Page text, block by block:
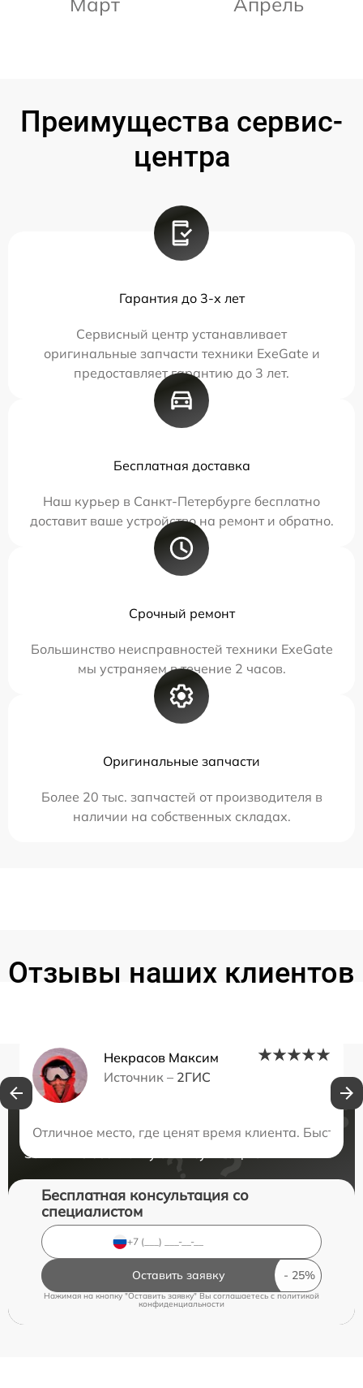
Преимущества сервис-
центра
Гарантия до 3-х лет
Сервисный центр устанавливает
оригинальные запчасти техники ExeGate и
предоставляет гарантию до 3 лет.
Бесплатная доставка
Наш курьер в Санкт-Петербурге бесплатно
доставит ваше устройство на ремонт и обратно.
Срочный ремонт
Большинство неисправностей техники ExeGate
мы устраняем в течение 2 часов.
Оригинальные запчасти
Более 20 тыс. запчастей от производителя в
наличии на собственных складах.
Отзывы наших клиентов
Некрасов Максим
Источник – 2ГИС
Отличное место, где ценят время клиента. Быстро
Нужна консультация?
Закажите бесплатную консультацию
Бесплатная консультация со
специалистом
Оставить заявку
Нажимая на кнопку "Оставить заявку" Вы соглашаетесь cполитикой
конфиденциальности